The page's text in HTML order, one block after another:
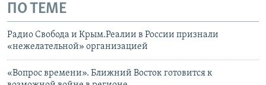
ПО ТЕМЕ
Радио Свобода и Крым.Реалии в России признали
«нежелательной» организацией
«Вопрос времени». Ближний Восток готовится к